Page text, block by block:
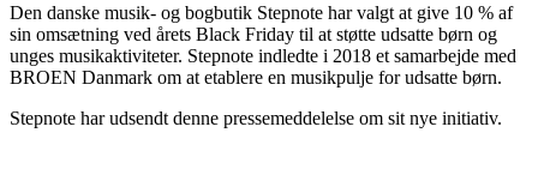
Den danske musik- og bogbutik Stepnote har valgt at give 10 % af
sin omsætning ved årets Black Friday til at støtte udsatte børn og
unges musikaktiviteter. Stepnote indledte i 2018 et samarbejde med
BROEN Danmark om at etablere en musikpulje for udsatte børn.
Stepnote har udsendt denne pressemeddelelse om sit nye initiativ.